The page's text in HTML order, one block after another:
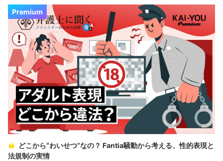
Premium
どこから“わいせつ”なの？ Fantia騒動から考える、性的表現と
法規制の実情